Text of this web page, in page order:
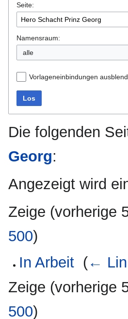
springen
springen
Seite:
Namensraum:
alle
Vorlageneinbindungen
Los
Die folgenden
Georg:
Angezeigt wird
Zeige (vorherige
500)
In Arbeit (←
Zeige (vorherige
500)